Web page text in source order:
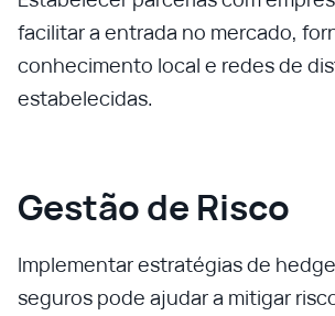
facilitar a entrada no mercado,
conhecimento local e redes de
estabelecidas.
Gestão de Risco
Implementar estratégias de
seguros pode ajudar a mitigar